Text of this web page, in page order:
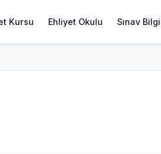
Kursu Ehliyet Okulu Sınav